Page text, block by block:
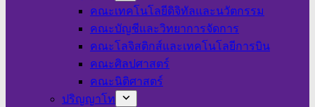
คณะเทคโนโลยีดิจิทัลและนวัตกรรม
คณะบัญชีและวิทยาการจัดการ
คณะโลจิสติกส์และเทคโนโลยีการบิน
คณะศิลปศาสตร์
คณะนิติศาสตร์
ปริญญาโท